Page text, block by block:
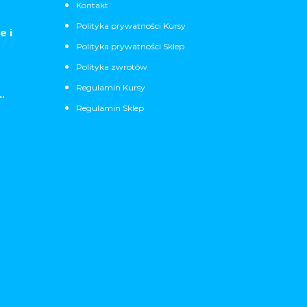
i
Kontakt
Polityka prywatności Kursy
Polityka prywatności Sklep
Polityka zwrotów
Regulamin Kursy
Regulamin Sklep